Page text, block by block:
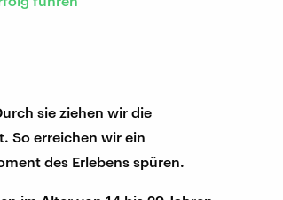
sie ziehen wir die
So erreichen wir ein
des Erlebens spüren.